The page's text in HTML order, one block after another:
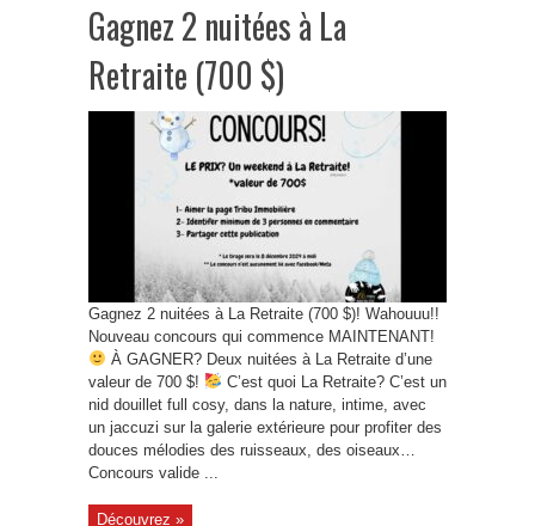
Gagnez 2 nuitées à La
Retraite (700 $)
Gagnez 2 nuitées à La Retraite (700 $)! Wahouuu!!
Nouveau concours qui commence MAINTENANT!
À GAGNER? Deux nuitées à La Retraite d’une
valeur de 700 $!
C’est quoi La Retraite? C’est un
nid douillet full cosy, dans la nature, intime, avec
un jaccuzi sur la galerie extérieure pour profiter des
douces mélodies des ruisseaux, des oiseaux…
Concours valide ...
Découvrez »